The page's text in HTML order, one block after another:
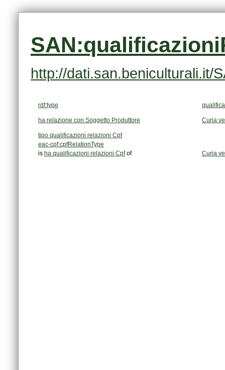
http://dati.san.beniculturali.it/
rdf:type
ha relazione con Soggetto Produttore Curia
tipo qualificazioni relazioni Cpf
eac-cpf:cpfRelationType
is ha qualificazioni relazioni Cpfof Curia